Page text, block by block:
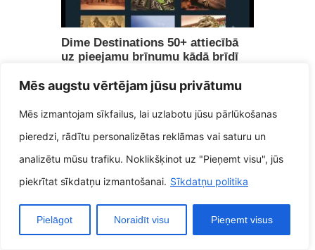
Mēs augstu vērtējam jūsu privātumu
Mēs izmantojam sīkfailus, lai uzlabotu jūsu pārlūkošanas
pieredzi, rādītu personalizētas reklāmas vai saturu un
analizētu mūsu trafiku. Noklikšķinot uz "Pieņemt visu", jūs
piekrītat sīkdatņu izmantošanai. Sīkdatņu politika
Pielāgot Noraidīt visu Pieņemt visus
Dime Destinations 50+ attiecībā
uz pieejamu brīnumu kādā brīdī
26 decembris, 2024